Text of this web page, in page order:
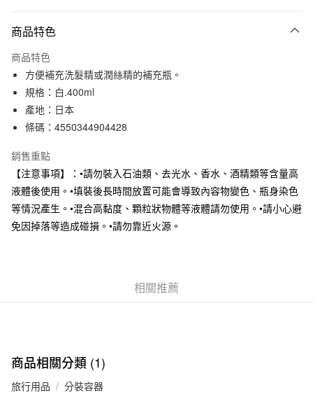
信用卡一次付款
信用卡分期付款
3 期 0 利率 每期
合作金庫商業銀行
華南商業銀行
國泰世華商業銀行
臺灣中小企業銀行
台中商業銀行
匯豐（台灣）商業銀行
華泰商業銀行
聯邦商業銀行
遠東國際商業銀行
元大商業銀行
永豐商業銀行
玉山商業銀行
星展（台灣）商業銀行
超商取貨付款
Apple Pay
街口支付
悠遊付
每筆NT$65，滿NT$1,000(含以上)免運費
7-11取貨付款
每筆NT$65，滿NT$1,000(含以上)免運費
商品特色
商品特色
方便補充洗髮精或潤絲精的補充瓶。
規格：白.400ml
產地：日本
條碼：4550344904428
銷售重點
【注意事項】：•請勿裝入石油類、去光水、香水、酒精類等含量高
液體後使用。•填裝後長時間放置可能會導致內容物變色、瓶身染色
等情況產生。•混合高黏度、顆粒狀物體等液體請勿使用。•請小心避
免因掉落等造成碰損。•請勿靠近火源。
相關推薦
商品相關分類 (1)
旅行用品 分裝容器